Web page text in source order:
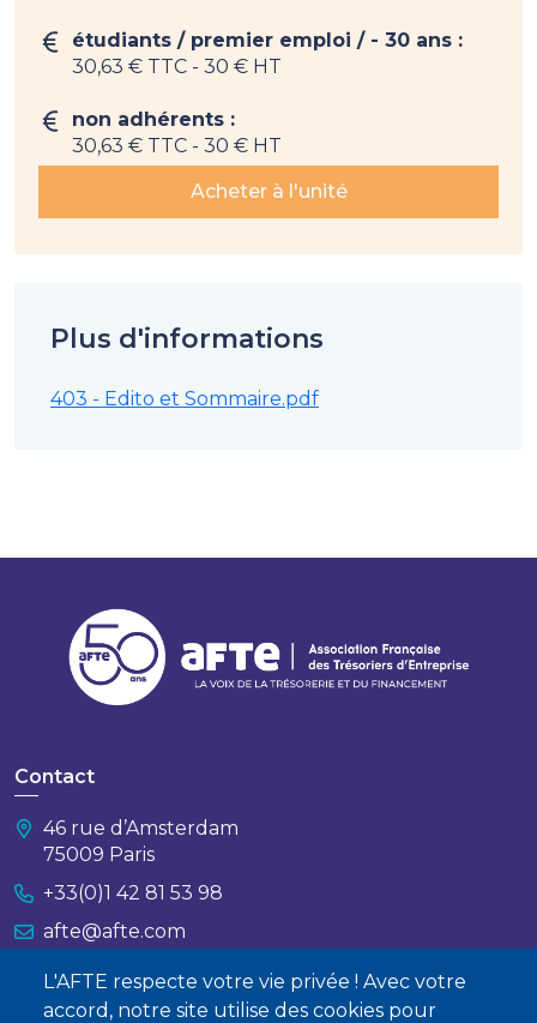
L'AFTE respecte votre vie privée ! Avec votre
accord, notre site utilise des cookies pour
étudiants / premier emploi / - 30 ans :
30,63 € TTC - 30 € HT
non adhérents :
30,63 € TTC - 30 € HT
Acheter à l'unité
Plus d'informations
403 - Edito et Sommaire.pdf
Contact
46 rue d’Amsterdam
75009 Paris
+33(0)1 42 81 53 98
afte@afte.com
Nous contacter